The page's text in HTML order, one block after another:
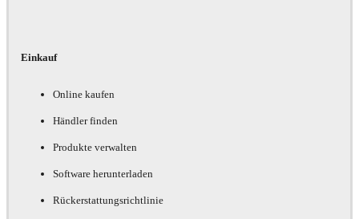
Einkauf
Online kaufen
Händler finden
Produkte verwalten
Software herunterladen
Rückerstattungsrichtlinie